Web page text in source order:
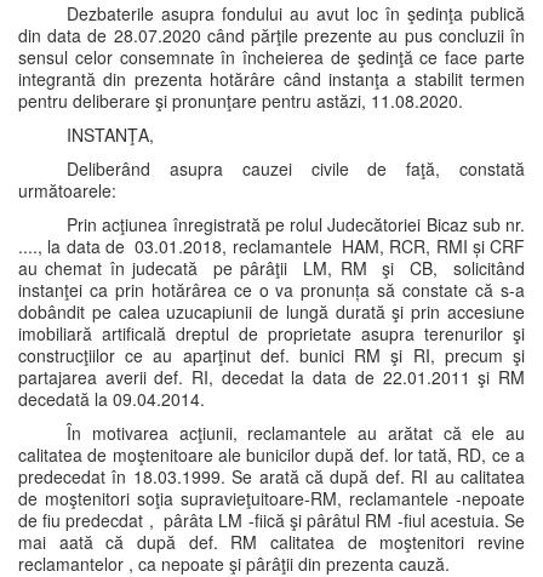
Dezbaterile asupra fondului au avut loc în şedinţa publică
din data de 28.07.2020 când părţile prezente au pus concluzii în
sensul celor consemnate în încheierea de şedinţă ce face parte
integrantă din prezenta hotărâre când instanţa a stabilit termen
pentru deliberare şi pronunţare pentru astăzi, 11.08.2020.
INSTANŢA,
Deliberând asupra cauzei civile de faţă, constată
următoarele:
Prin acţiunea înregistrată pe rolul Judecătoriei Bicaz sub nr.
...., la data de 03.01.2018, reclamantele HAM, RCR, RMI și CRF
au chemat în judecată pe pârâţii LM, RM şi CB, solicitând
instanţei ca prin hotărârea ce o va pronunța să constate că s-a
dobândit pe calea uzucapiunii de lungă durată şi prin accesiune
imobiliară artificală dreptul de proprietate asupra terenurilor şi
construcţiilor ce au aparţinut def. bunici RM şi RI, precum şi
partajarea averii def. RI, decedat la data de 22.01.2011 şi RM
decedată la 09.04.2014.
În motivarea acţiunii, reclamantele au arătat că ele au
calitatea de moştenitoare ale bunicilor după def. lor tată, RD, ce a
predecedat în 18.03.1999. Se arată că după def. RI au calitatea
de moştenitori soţia supravieţuitoare-RM, reclamantele -nepoate
de fiu predecdat , pârâta LM -fiică şi pârâtul RM -fiul acestuia. Se
mai aată că după def. RM calitatea de moştenitori revine
reclamantelor , ca nepoate şi pârâţii din prezenta cauză.